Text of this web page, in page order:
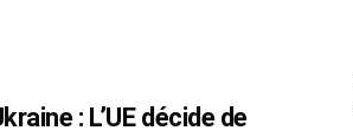
: L’UE décide de